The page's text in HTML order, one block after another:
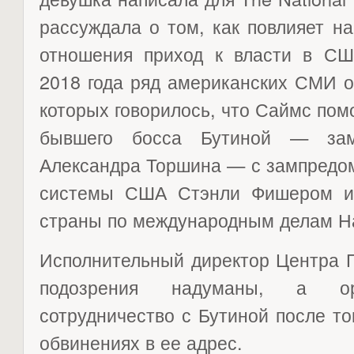
рассуждала о том, как повлияет
отношения приход к власти в
2018 года ряд американских СМИ
которых говорилось, что Саймс
бывшего босса Бутиной —
Александра Торшина — с
системы США Стэнли Фишером и
страны по международным делам
Исполнительный директор Центра
подозрения надуманы, а
сотрудничество с Бутиной после
обвинениях в ее адрес.